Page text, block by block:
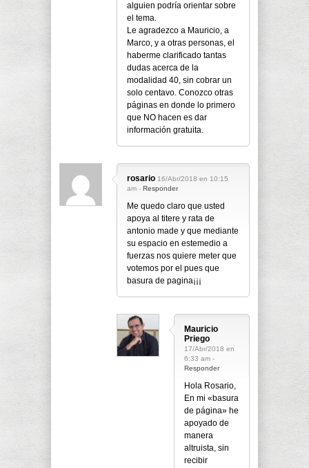
alguien podría orientar sobre
el tema.
Le agradezco a Mauricio, a
Marco, y a otras personas, el
haberme clarificado tantas
dudas acerca de la
modalidad 40, sin cobrar un
solo centavo. Conozco otras
páginas en donde lo primero
que NO hacen es dar
información gratuita.
rosario 16/Abr/2018 en 10:15
am - Responder
Me quedo claro que usted
apoya al titere y rata de
antonio made y que mediante
su espacio en estemedio a
fuerzas nos quiere meter que
votemos por el pues que
basura de pagina¡¡¡
Mauricio
Priego
17/Abr/2018 en
6:33 am -
Responder
Hola Rosario,
En mi «basura
de página» he
apoyado de
manera
altruista, sin
recibir